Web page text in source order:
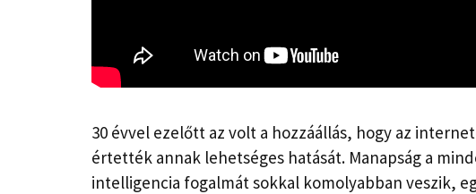
30 évvel ezelőtt az volt a hozzáállás, hogy az
értették annak lehetséges hatását. Manapság a
intelligencia fogalmát sokkal komolyabban veszik,